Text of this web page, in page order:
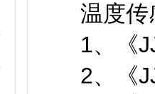
温度传
1、《
2、《